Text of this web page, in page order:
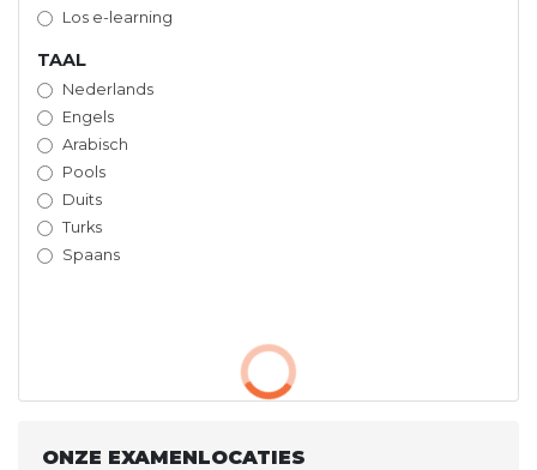
Los e-learning
TAAL
Nederlands
Engels
Arabisch
Pools
Duits
Turks
Spaans
ONZE EXAMENLOCATIES